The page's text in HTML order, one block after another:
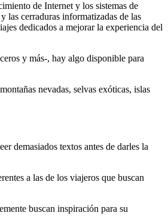
de Internet y los sistemas de
las cerraduras informatizadas de las
dedicados a mejorar la experiencia del
y más-, hay algo disponible para
nevadas, selvas exóticas, islas
demasiados textos antes de darles la
a las de los viajeros que buscan
buscan inspiración para su